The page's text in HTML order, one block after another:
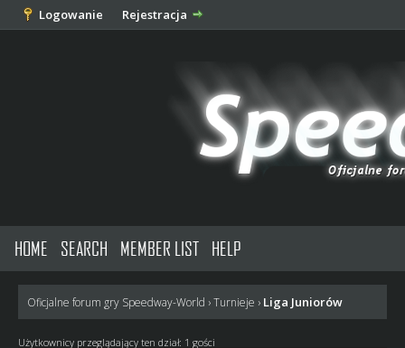
Logowanie Rejestracja
HOME SEARCH MEMBER LIST HELP
Oficjalne forum gry Speedway-World ›Turnieje › Liga Juniorów
Użytkownicy przeglądający ten dział: 1 gości